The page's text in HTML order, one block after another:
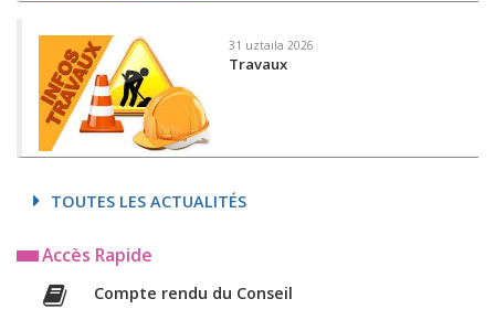
31 uztaila 2026
Travaux
TOUTES LES ACTUALITÉS
Accès Rapide
Compte rendu du Conseil